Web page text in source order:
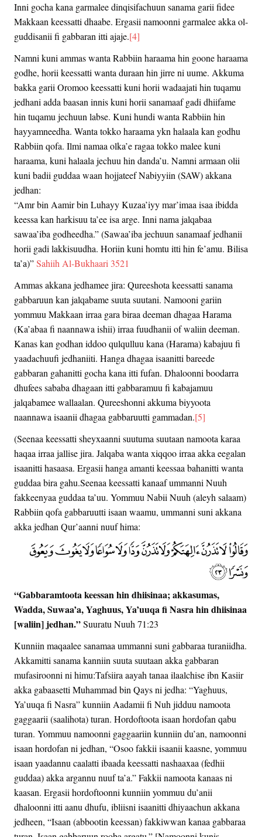
Inni gocha kana garmalee dinqisifachuun sanama garii fidee
Makkaan keessatti dhaabe. Ergasii namoonni garmalee akka ol-
guddisanii fi gabbaran itti ajaje.[4]
Namni kuni ammas wanta Rabbiin haraama hin goone haraama
godhe, horii keessatti wanta duraan hin jirre ni uume. Akkuma
bakka garii Oromoo keessatti kuni horii wadaajati hin tuqamu
jedhani adda baasan innis kuni horii sanamaaf gadi dhiifame
hin tuqamu jechuun labse. Kuni hundi wanta Rabbiin hin
hayyamneedha. Wanta tokko haraama ykn halaala kan godhu
Rabbiin qofa. Ilmi namaa olka’e ragaa tokko malee kuni
haraama, kuni halaala jechuu hin danda’u. Namni armaan olii
kuni badii guddaa waan hojjateef Nabiyyiin (SAW) akkana
jedhan:
“Amr bin Aamir bin Luhayy Kuzaa’iyy mar’imaa isaa ibidda
keessa kan harkisuu ta’ee isa arge. Inni nama jalqabaa
sawaa’iba godheedha.” (Sawaa’iba jechuun sanamaaf jedhanii
horii gadi lakkisuudha. Horiin kuni homtu itti hin fe’amu. Bilisa
ta’a)”Sahiih Al-Bukhaari 3521
Ammas akkana jedhamee jira: Qureeshota keessatti sanama
gabbaruun kan jalqabame suuta suutani. Namooni gariin
yommuu Makkaan irraa gara biraa deeman dhagaa Harama
(Ka’abaa fi naannawa ishii) irraa fuudhanii of waliin deeman.
Kanas kan godhan iddoo qulqulluu kana (Harama) kabajuu fi
yaadachuufi jedhaniiti. Hanga dhagaa isaanitti bareede
gabbaran gahanitti gocha kana itti fufan. Dhaloonni boodarra
dhufees sababa dhagaan itti gabbaramuu fi kabajamuu
jalqabamee wallaalan. Qureeshonni akkuma biyyoota
naannawa isaanii dhagaa gabbaruutti gammadan.[5]
(Seenaa keessatti sheyxaanni suutuma suutaan namoota karaa
haqaa irraa jallise jira. Jalqaba wanta xiqqoo irraa akka eegalan
isaanitti hasaasa. Ergasii hanga amanti keessaa bahanitti wanta
guddaa bira gahu.Seenaa keessatti kanaaf ummanni Nuuh
fakkeenyaa guddaa ta’uu. Yommuu Nabii Nuuh (aleyh salaam)
Rabbiin qofa gabbaruutti isaan waamu, ummanni suni akkana
akka jedhan Qur’aanni nuuf hima:
“Gabbaramtoota keessan hin dhiisinaa; akkasumas,
Wadda, Suwaa’a, Yaghuus, Ya’uuqa fi Nasra hin dhiisinaa
[waliin] jedhan.”Suuratu Nuuh 71:23
Kunniin maqaalee sanamaa ummanni suni gabbaraa turaniidha.
Akkamitti sanama kanniin suuta suutaan akka gabbaran
mufasiroonni ni himu:Tafsiira aayah tanaa ilaalchise ibn Kasiir
akka gabaasetti Muhammad bin Qays ni jedha: “Yaghuus,
Ya’uuqa fi Nasra” kunniin Aadamii fi Nuh jidduu namoota
gaggaarii (saalihota) turan. Hordoftoota isaan hordofan qabu
turan. Yommuu namoonni gaggaariin kunniin du’an, namoonni
isaan hordofan ni jedhan, “Osoo fakkii isaanii kaasne, yommuu
isaan yaadannu caalatti ibaada keessatti nashaaxaa (fedhii
guddaa) akka argannu nuuf ta’a.” Fakkii namoota kanaas ni
kaasan. Ergasii hordoftoonni kunniin yommuu du’anii
dhaloonni itti aanu dhufu, ibliisni isaanitti dhiyaachun akkana
jedheen, “Isaan (abbootin keessan) fakkiwwan kanaa gabbaraa